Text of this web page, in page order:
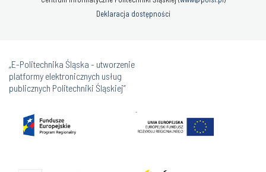
Deklaracja dostępności
„E-Politechnika Śląska - utworzenie
platformy elektronicznych usług
publicznych Politechniki Śląskiej”